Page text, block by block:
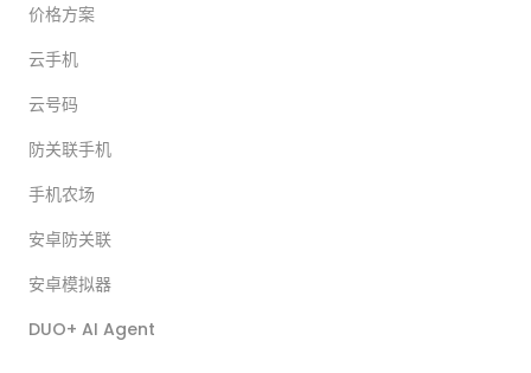
价格方案
云手机
云号码
防关联手机
手机农场
安卓防关联
安卓模拟器
DUO+ AI Agent